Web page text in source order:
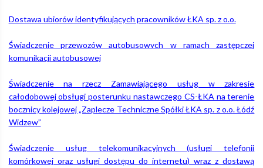
Dostawa ubiorów identyfikujących pracowników ŁKA sp. z o.o.​
Świadczenie przewozów autobusowych w ramach zastępczej
komunikacji autobusowej
Świadczenie na rzecz Zamawiającego usług w zakresie
całodobowej obsługi posterunku nastawczego CS-ŁKA na terenie
bocznicy kolejowej „Zaplecze Techniczne Spółki ŁKA sp. z o.o. Łódź
Widzew”
Świadczenie usług telekomunikacyjnych (usługi telefonii
komórkowej oraz usługi dostępu do internetu) wraz z dostawą